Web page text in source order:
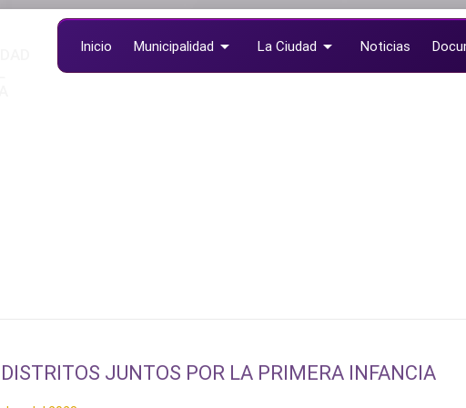
Inicio Municipalidad arrow_drop_down La Ciudad arrow_drop_down Noticias
JUNTOS POR LA PRIMERA INFANCIA